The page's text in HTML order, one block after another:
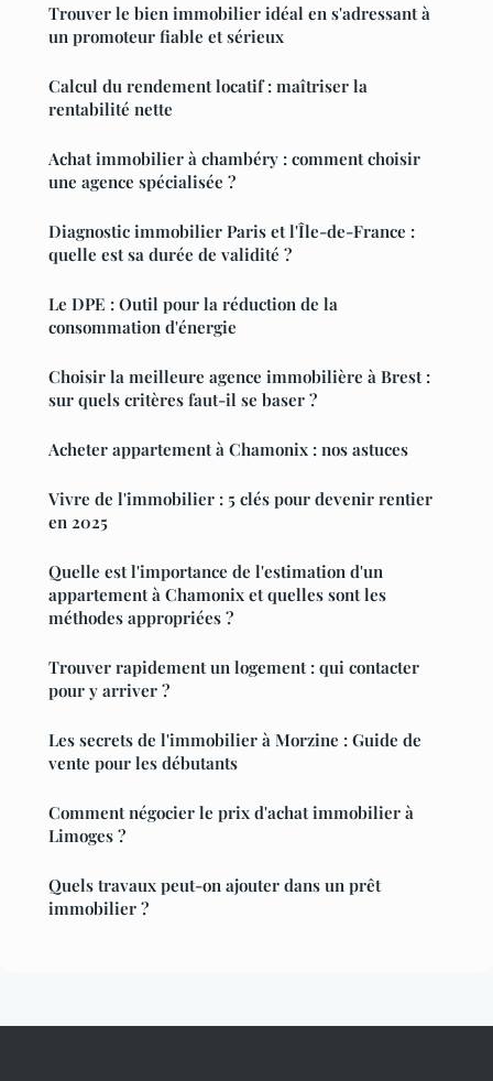
Trouver le bien immobilier idéal en s'adressant à
un promoteur fiable et sérieux
Calcul du rendement locatif : maîtriser la
rentabilité nette
Achat immobilier à chambéry : comment choisir
une agence spécialisée ?
Diagnostic immobilier Paris et l'Île-de-France :
quelle est sa durée de validité ?
Le DPE : Outil pour la réduction de la
consommation d'énergie
Choisir la meilleure agence immobilière à Brest :
sur quels critères faut-il se baser ?
Acheter appartement à Chamonix : nos astuces
Vivre de l'immobilier : 5 clés pour devenir rentier
en 2025
Quelle est l'importance de l'estimation d'un
appartement à Chamonix et quelles sont les
méthodes appropriées ?
Trouver rapidement un logement : qui contacter
pour y arriver ?
Les secrets de l'immobilier à Morzine : Guide de
vente pour les débutants
Comment négocier le prix d'achat immobilier à
Limoges ?
Quels travaux peut-on ajouter dans un prêt
immobilier ?